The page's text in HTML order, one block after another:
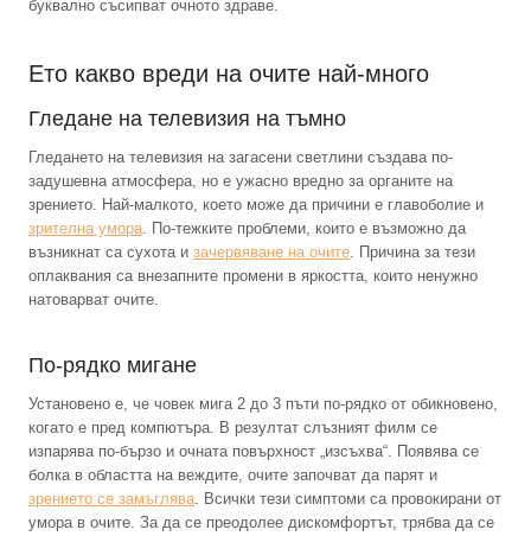
буквално съсипват очното здраве.
Ето какво вреди на очите най-много
Гледане на телевизия на тъмно
Гледането на телевизия на загасени светлини създава по-
задушевна атмосфера, но е ужасно вредно за органите на
зрението. Най-малкото, което може да причини е главоболие и
зрителна умора. По-тежките проблеми, които е възможно да
възникнат са сухота и зачервяване на очите. Причина за тези
оплаквания са внезапните промени в яркостта, които ненужно
натоварват очите.
По-рядко мигане
Установено е, че човек мига 2 до 3 пъти по-рядко от обикновено,
когато е пред компютъра. В резултат слъзният филм се
изпарява по-бързо и очната повърхност „изсъхва“. Появява се
болка в областта на веждите, очите започват да парят и
зрението се замъглява. Всички тези симптоми са провокирани от
умора в очите. За да се преодолее дискомфортът, трябва да се